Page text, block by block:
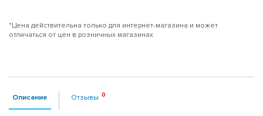
*Цена действительна только для интернет-магазина и может
отличаться от цен в розничных магазинах
Описание Отзывы